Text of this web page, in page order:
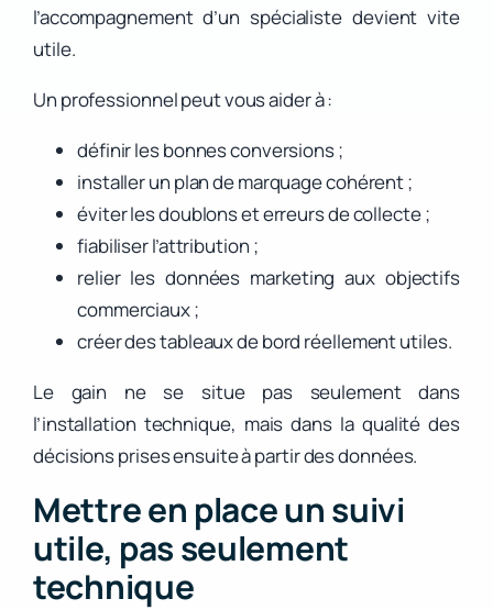
l’accompagnement d’un spécialiste devient vite
utile.
Un professionnel peut vous aider à :
définir les bonnes conversions ;
installer un plan de marquage cohérent ;
éviter les doublons et erreurs de collecte ;
fiabiliser l’attribution ;
relier les données marketing aux objectifs
commerciaux ;
créer des tableaux de bord réellement utiles.
Le gain ne se situe pas seulement dans
l’installation technique, mais dans la qualité des
décisions prises ensuite à partir des données.
Mettre en place un suivi
utile, pas seulement
technique